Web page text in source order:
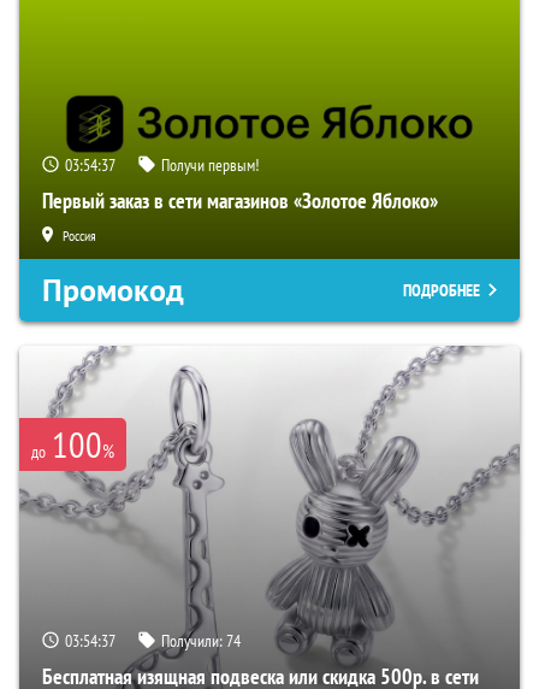
03:54:36 Получи первым!
Первый заказ в сети магазинов «Золотое Яблоко»
Россия
Промокод ПОДРОБНЕЕ
до 100%
03:54:36 Получили:74
Бесплатная изящная подвеска или скидка 500р. в сети